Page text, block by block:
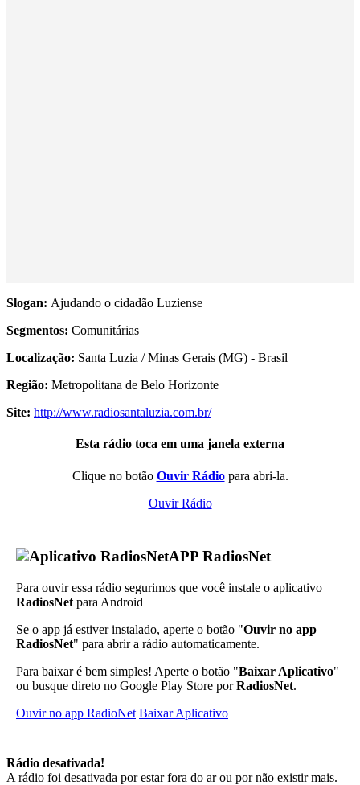
Slogan: Ajudando o cidadão Luziense
Segmentos: Comunitárias
Localização: Santa Luzia / Minas Gerais (MG) - Brasil
Região: Metropolitana de Belo Horizonte
Site: http://www.radiosantaluzia.com.br/
Esta rádio toca em uma janela externa
Clique no botão Ouvir Rádiopara abri-la.
Ouvir Rádio
APP RadiosNet
Para ouvir essa rádio segurimos que você instale o aplicativo
RadiosNet para Android
Se o app já estiver instalado, aperte o botão "Ouvir no app
RadiosNet" para abrir a rádio automaticamente.
Para baixar é bem simples! Aperte o botão "Baixar Aplicativo"
ou busque direto no Google Play Store porRadiosNet.
Ouvir no app RadioNet Baixar Aplicativo
Rádio desativada!
A rádio foi desativada por estar fora do ar ou por não existir mais.